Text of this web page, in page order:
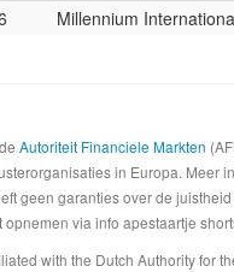
Millennium
Autoriteit Financiele Markten
in Europa.
geen garanties over de
via info apestaartje
with the Dutch Authority for